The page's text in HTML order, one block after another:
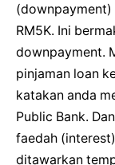
(downpayment)
RM5K. Ini
downpayment.
pinjaman loan
katakan anda
Public Bank.
faedah
ditawarkan